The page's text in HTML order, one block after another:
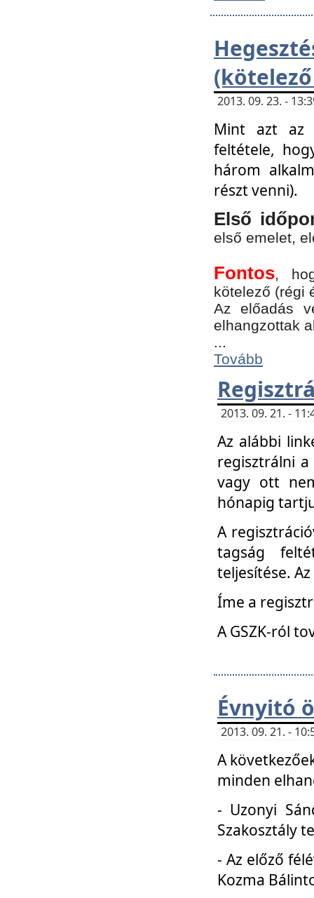
2013. 09. 23. -
Mint azt az
feltétele,
három
részt venni).
Első
első emelet,
Fontos,
kötelező (régi
Az előadás
elhangzottak
...
Tovább
2013. 09. 21. -
Az alábbi
regisztrálni
vagy ott
hónapig
A
tagság
teljesítése.
Íme a
A GSZK-ról
Évnyitó
2013. 09. 21. -
A
minden
- Uzonyi
Szakosztály
- Az előző
Kozma